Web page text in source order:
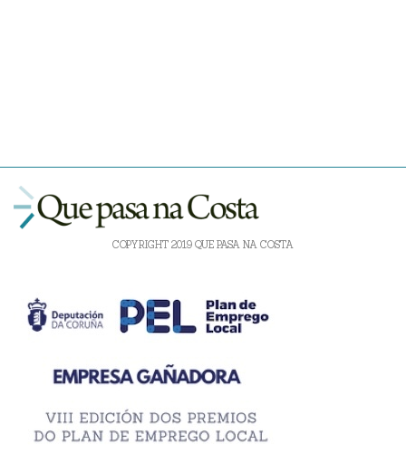
COPYRIGHT 2019 QUE PASA NA COSTA